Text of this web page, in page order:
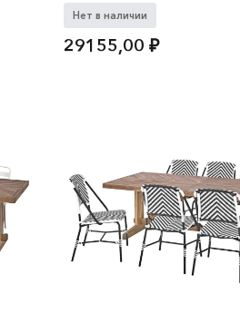
Нет в наличии
29155,00₽